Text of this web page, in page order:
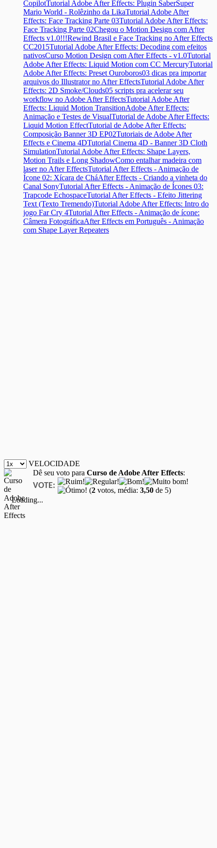
CopilotTutorial Adobe After Effects: Plugin SaberSuper
Mario World - Rolêzinho da LikaTutorial Adobe After
Effects: Face Tracking Parte 03Tutorial Adobe After Effects:
Face Tracking Parte 02Chegou o Motion Design com After
Effects v1.0!!!Rewind Brasil e Face Tracking no After Effects
CC2015Tutorial Adobe After Effects: Decoding com efeitos
nativosCurso Motion Design com After Effects - v1.0Tutorial
Adobe After Effects: Liquid Motion com CC MercuryTutorial
Adobe After Effects: Preset Ouroboros03 dicas pra importar
arquivos do Illustrator no After EffectsTutorial Adobe After
Effects: 2D Smoke/Clouds05 scripts pra acelerar seu
workflow no Adobe After EffectsTutorial Adobe After
Effects: Liquid Motion TransitionAdobe After Effects:
Animação e Testes de VisualTutorial de Adobe After Effects:
Liquid Motion EffectTutorial de Adobe After Effects:
Composição Banner 3D EP02Tutoriais de Adobe After
Effects e Cinema 4DTutorial Cinema 4D - Banner 3D Cloth
SimulationTutorial Adobe After Effects: Shape Layers,
Motion Trails e Long ShadowComo entalhar madeira com
laser no After EffectsTutorial After Effects - Animação de
Ícone 02: Xícara de CháAfter Effects - Criando a vinheta do
Canal SonyTutorial After Effects - Animação de Ícones 03:
Trapcode EchospaceTutorial After Effects - Efeito Jittering
Text (Texto Tremendo)Tutorial Adobe After Effects: Intro do
jogo Far Cry 4Tutorial After Effects - Animação de ícone:
Câmera FotográficaAfter Effects em Português - Animação
com Shape Layer Repeaters
VELOCIDADE
Dê seu voto para Curso de Adobe After Effects:
VOTE: (2 votos, média: 3,50 de 5)
Loading...